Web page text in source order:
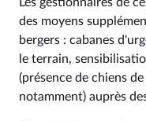
des moyens
bergers : cabanes
le terrain,
(présence de chiens
notamment) auprès